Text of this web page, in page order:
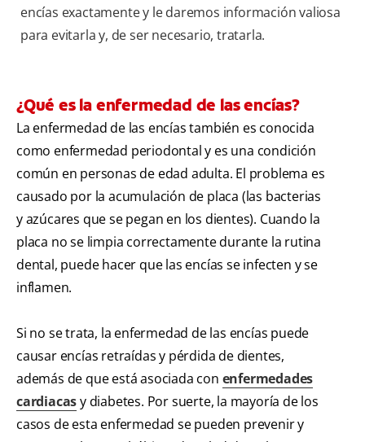
encías exactamente y le daremos información valiosa
para evitarla y, de ser necesario, tratarla.
¿Qué es la enfermedad de las encías?
La enfermedad de las encías también es conocida
como enfermedad periodontal y es una condición
común en personas de edad adulta. El problema es
causado por la acumulación de placa (las bacterias
y azúcares que se pegan en los dientes). Cuando la
placa no se limpia correctamente durante la rutina
dental, puede hacer que las encías se infecten y se
inflamen.
Si no se trata, la enfermedad de las encías puede
causar encías retraídas y pérdida de dientes,
además de que está asociada con enfermedades
cardiacasy diabetes. Por suerte, la mayoría de los
casos de esta enfermedad se pueden prevenir y